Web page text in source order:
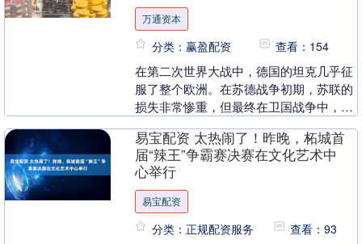
万通资本
分类：赢盈配资 查看：154
在第二次世界大战中，德国的坦克几乎征
服了整个欧洲。在苏德战争初期，苏联的
损失非常惨重，但最终在卫国战争中，苏
联人民成功阻止了德国的进攻。卫国战争
的胜利，除了苏联....
易宝配资 太热闹了！昨晚，柘城首
届“辣王”争霸赛决赛在文化艺术中
心举行
易宝配资
分类：正规配资服务 查看：93